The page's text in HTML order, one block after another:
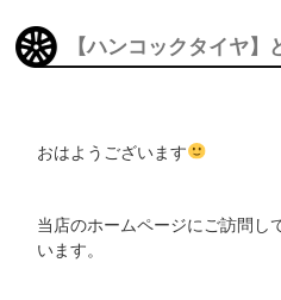
【ハンコックタイヤ】
おはようございます
当店のホームページにご訪問し
います。